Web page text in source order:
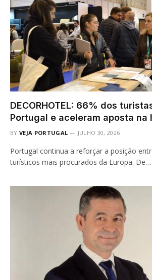
DECORHOTEL: 66% dos
Portugal e aceleram aposta na
BY VEJA PORTUGAL JULHO 30, 2026
Portugal continua a reforçar a posição
turísticos mais procurados da Europa. De…